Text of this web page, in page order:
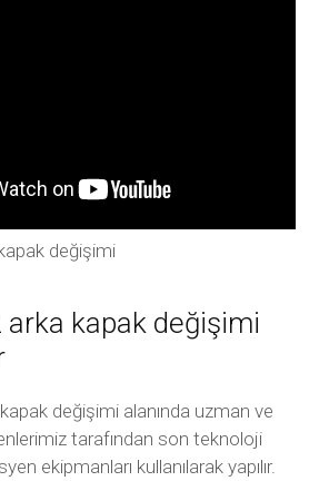
değişimi
arka kapak değişimi
değişimi alanında uzman ve
tarafından son teknoloji
ekipmanları kullanılarak yapılır.